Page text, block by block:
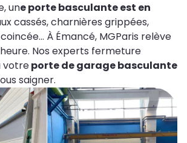
une porte basculante est en
cassés, charnières grippées,
À Émancé, MGParis relève
Nos experts fermeture
votreporte de garage basculante
saigner.